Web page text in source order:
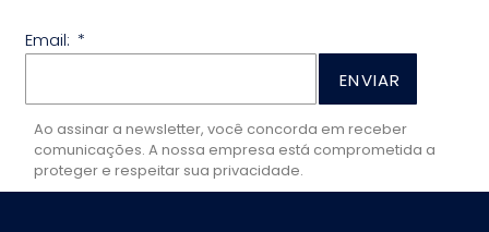
Email:
ENVIAR
Ao assinar a newsletter, você concorda em receber
comunicações. A nossa empresa está comprometida a
proteger e respeitar sua privacidade.